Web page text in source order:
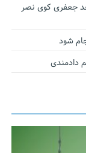
جعفری کوی نصر
شود
دادمندی